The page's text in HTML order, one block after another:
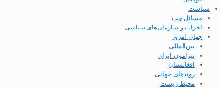
سیاست
مسائل چپ
احزاب و سازمان‌های سیاسی
جهان امروز
بین‌المللی
پیرامون ایران
افغانستان
روندهای جهانی
محیط زیست